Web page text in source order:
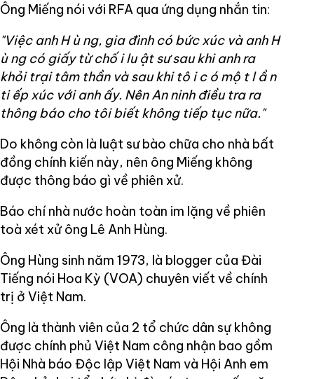
Ông Miếng nói với RFA qua ứng dụng nhắn tin:
"Việc anh H ù ng, gia đình có bức xúc và anh H
ù ng có giấy từ chố i lu ật sư sau khi anh ra
khỏi trại tâm thần và sau khi tô i c ó mộ t l ầ n
ti ếp xúc với anh ấy. Nên An ninh điều tra ra
thông báo cho tôi biết không tiếp tục nữa."
Do không còn là luật sư bào chữa cho nhà bất
đồng chính kiến này, nên ông Miếng không
được thông báo gì về phiên xử.
Báo chí nhà nước hoàn toàn im lặng về phiên
toà xét xử ông Lê Anh Hùng.
Ông Hùng sinh năm 1973, là blogger của Đài
Tiếng nói Hoa Kỳ (VOA) chuyên viết về chính
trị ở Việt Nam.
Ông là thành viên của 2 tổ chức dân sự không
được chính phủ Việt Nam công nhận bao gồm
Hội Nhà báo Độc lập Việt Nam và Hội Anh em